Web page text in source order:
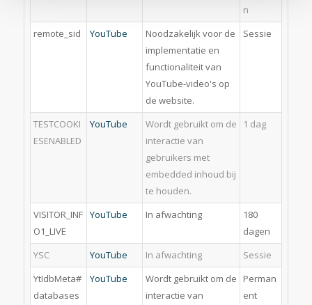
n
remote_sid
YouTube
Noodzakelijk voor de
implementatie en
functionaliteit van
YouTube-video's op
de website.
Sessie
TESTCOOKI
ESENABLED
YouTube
Wordt gebruikt om de
interactie van
gebruikers met
embedded inhoud bij
te houden.
1 dag
VISITOR_INF
O1_LIVE
YouTube In afwachting
180
dagen
YSC
YouTube In afwachting
Sessie
YtIdbMeta#
databases
YouTube
Wordt gebruikt om de
interactie van
Perman
ent